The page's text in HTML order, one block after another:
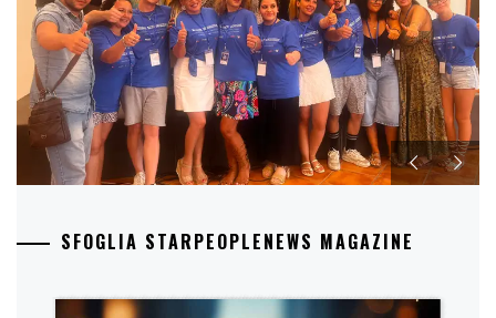
SFOGLIA STARPEOPLENEWS MAGAZINE